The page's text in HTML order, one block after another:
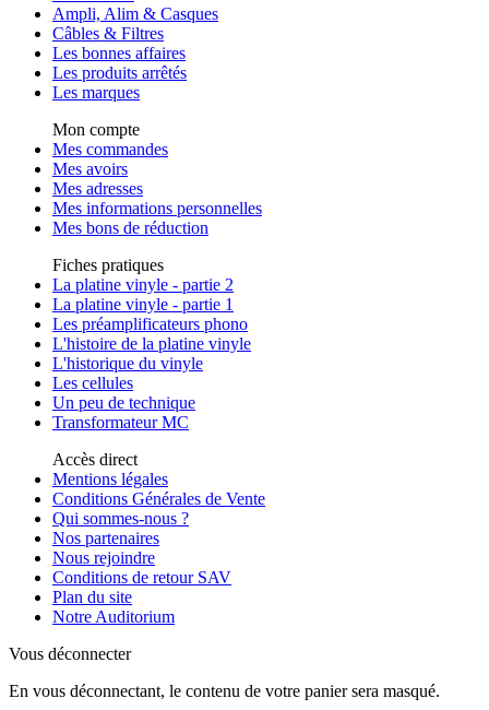
Ampli, Alim & Casques
Câbles & Filtres
Les bonnes affaires
Les produits arrêtés
Les marques
Mon compte
Mes commandes
Mes avoirs
Mes adresses
Mes informations personnelles
Mes bons de réduction
Fiches pratiques
La platine vinyle - partie 2
La platine vinyle - partie 1
Les préamplificateurs phono
L'histoire de la platine vinyle
L'historique du vinyle
Les cellules
Un peu de technique
Transformateur MC
Accès direct
Mentions légales
Conditions Générales de Vente
Qui sommes-nous ?
Nos partenaires
Nous rejoindre
Conditions de retour SAV
Plan du site
Notre Auditorium
Vous déconnecter
En vous déconnectant, le contenu de votre panier sera masqué.